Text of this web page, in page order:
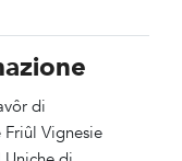
di
Vignesie